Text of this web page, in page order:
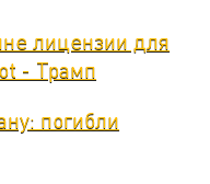
лицензии для
- Трамп
погибли